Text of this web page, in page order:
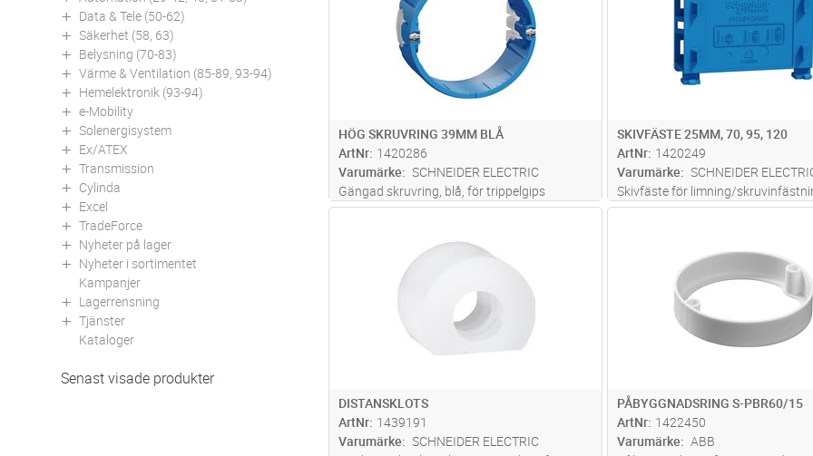
Data & Tele (50-62)
Säkerhet (58, 63)
Belysning (70-83)
Värme & Ventilation (85-89, 93-94)
Hemelektronik (93-94)
e-Mobility
Solenergisystem
Ex/ATEX
Transmission
Cylinda
Excel
TradeForce
Nyheter på lager
Nyheter i sortimentet
Kampanjer
Lagerrensning
Tjänster
Kataloger
Senast visade produkter
HÖG SKRUVRING 39MM BLÅ
ArtNr 1420286
Varumärke
SCHNEIDER ELECTRIC
Gängad skruvring, blå, för trippelgips
skivtjocklek 24-39mm f enkel apparatdosa
SKIVFÄSTE 25MM, 70, 95, 120
ArtNr 1420249
Varumärke
SCHNEIDER
Skivfäste för limning/
dosor mellan skivor, 25mm, 70, 95,
DISTANSKLOTS
ArtNr 1439191
Varumärke
SCHNEIDER ELECTRIC
PÅBYGGNADSRING S-PBR60/15
ArtNr 1422450
Varumärke
ABB